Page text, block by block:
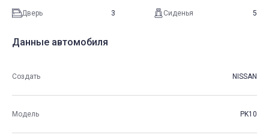
Дверь 3 Сиденья 5
Данные автомобиля
Создать NISSAN
Модель PK10